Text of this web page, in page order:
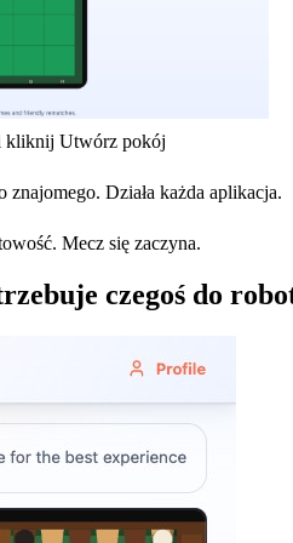
kliknij Utwórz pokój
znajomego. Działa każda aplikacja.
Mecz się zaczyna.
czegoś do